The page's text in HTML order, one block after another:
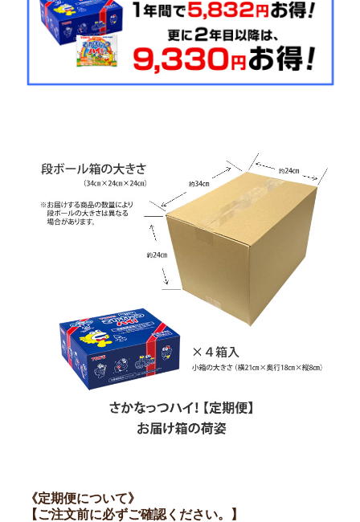
《定期便について》
【ご注文前に必ずご確認ください。】